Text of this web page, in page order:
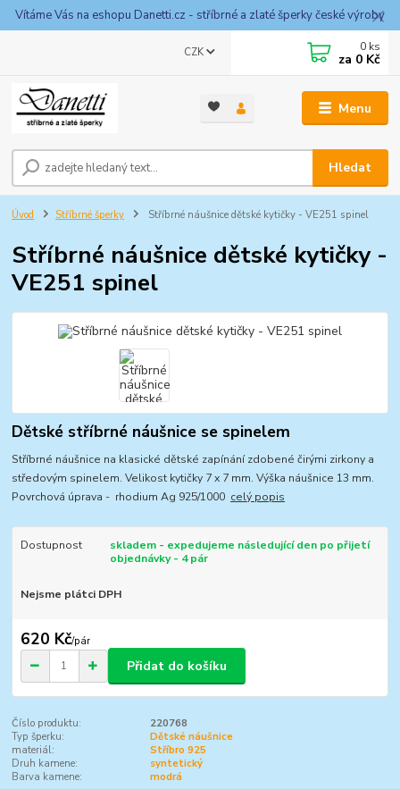
Vítáme Vás na eshopu Danetti.cz - stříbrné a zlaté šperky české výroby
Menu
CZK
Hledat
0 ks
za 0 Kč
Úvod Stříbrné šperky Stříbrné náušnice dětské kytičky - VE251 spinel
Stříbrné náušnice dětské kytičky -
VE251 spinel
Dětské stříbrné náušnice se spinelem
Stříbrné náušnice na klasické dětské zapínání zdobené čirými zirkony a
středovým spinelem. Velikost kytičky 7 x 7 mm. Výška náušnice 13 mm.
Povrchová úprava - rhodium Ag 925/1000 celý popis
Dostupnost
skladem - expedujeme následující den po přijetí
objednávky - 4 pár
Nejsme plátci DPH
620 Kč/pár
Přidat do košíku
Číslo produktu:
220768
Typ šperku:
Dětské náušnice
materiál:
Stříbro 925
Druh kamene:
syntetický
Barva kamene:
modrá